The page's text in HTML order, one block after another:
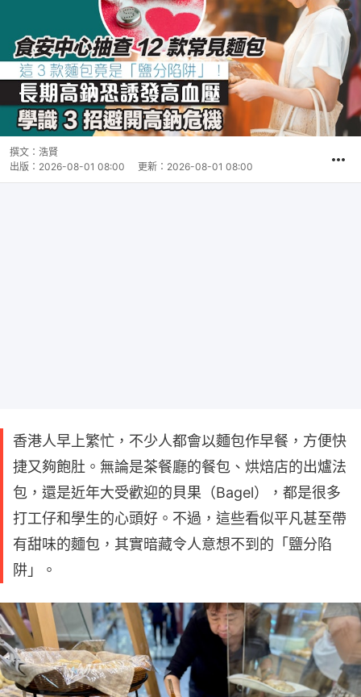
撰文： 浩賢
出版： 2026-08-01 08:00 更新： 2026-08-01 08:00
香港人早上繁忙，不少人都會以麵包作早餐，方便快
捷又夠飽肚。無論是茶餐廳的餐包、烘焙店的出爐法
包，還是近年大受歡迎的貝果（Bagel），都是很多
打工仔和學生的心頭好。不過，這些看似平凡甚至帶
有甜味的麵包，其實暗藏令人意想不到的「鹽分陷
阱」。